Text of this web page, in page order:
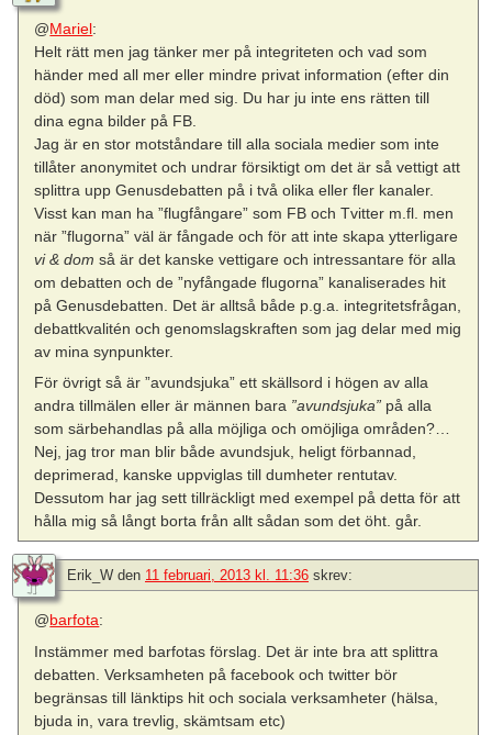
@Mariel:
Helt rätt men jag tänker mer på integriteten och vad som
händer med all mer eller mindre privat information (efter din
död) som man delar med sig. Du har ju inte ens rätten till
dina egna bilder på FB.
Jag är en stor motståndare till alla sociala medier som inte
tillåter anonymitet och undrar försiktigt om det är så vettigt att
splittra upp Genusdebatten på i två olika eller fler kanaler.
Visst kan man ha ”flugfångare” som FB och Tvitter m.fl. men
när ”flugorna” väl är fångade och för att inte skapa ytterligare
vi & dom så är det kanske vettigare och intressantare för alla
om debatten och de ”nyfångade flugorna” kanaliserades hit
på Genusdebatten. Det är alltså både p.g.a. integritetsfrågan,
debattkvalitén och genomslagskraften som jag delar med mig
av mina synpunkter.
För övrigt så är ”avundsjuka” ett skällsord i högen av alla
andra tillmälen eller är männen bara ”avundsjuka” på alla
som särbehandlas på alla möjliga och omöjliga områden?…
Nej, jag tror man blir både avundsjuk, heligt förbannad,
deprimerad, kanske uppviglas till dumheter rentutav.
Dessutom har jag sett tillräckligt med exempel på detta för att
hålla mig så långt borta från allt sådan som det öht. går.
Erik_W den 11 februari, 2013 kl. 11:36 skrev:
@barfota:
Instämmer med barfotas förslag. Det är inte bra att splittra
debatten. Verksamheten på facebook och twitter bör
begränsas till länktips hit och sociala verksamheter (hälsa,
bjuda in, vara trevlig, skämtsam etc)